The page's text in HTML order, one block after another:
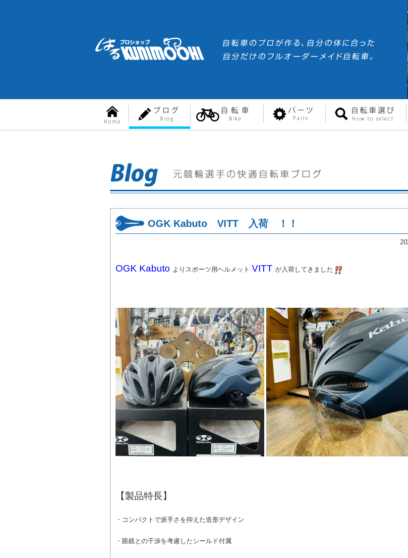
OGK Kabuto VITT 入荷 ！！
OGK Kabuto よりスポーツ用ヘルメット VITT が入荷してきました
【製品特長】
・コンパクトで派手さを抑えた造形デザイン
・眼鏡との干渉を考慮したシールド付属